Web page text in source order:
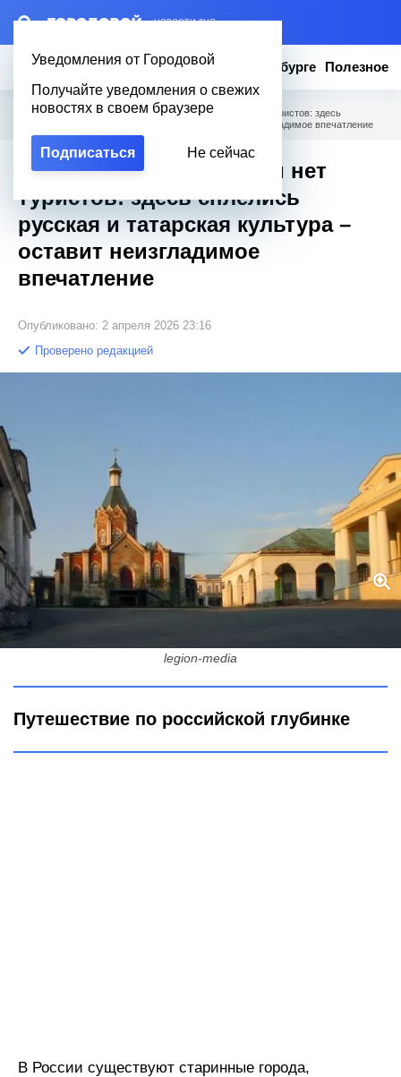
– НОВОСТИ ДНЯ
Уведомления от Городовой
Получайте уведомления о свежих
новостях в своем браузере
Подписаться Не сейчас
Новости Эксклюзив Вопросы о Петербурге Полезное
Городовой Полезное / Город XII века, где почти нет туристов: здесь
сплелись русская и татарская культура – оставит неизгладимое впечатление
Город XII века, где почти нет
туристов: здесь сплелись
русская и татарская культура –
оставит неизгладимое
впечатление
Опубликовано: 2 апреля 2026 23:16
Проверено редакцией
legion-media
Путешествие по российской глубинке
В России существуют старинные города,